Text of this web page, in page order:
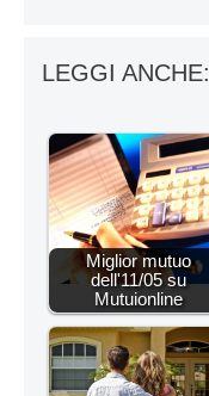
LEGGI ANCHE:
Miglior mutuo
dell'11/05 su
Mutuionline